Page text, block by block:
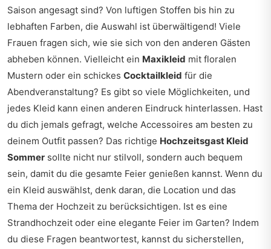
Saison angesagt sind? Von luftigen Stoffen bis hin zu
lebhaften Farben, die Auswahl ist überwältigend! Viele
Frauen fragen sich, wie sie sich von den anderen Gästen
abheben können. Vielleicht ein Maxikleid mit floralen
Mustern oder ein schickes Cocktailkleid für die
Abendveranstaltung? Es gibt so viele Möglichkeiten, und
jedes Kleid kann einen anderen Eindruck hinterlassen. Hast
du dich jemals gefragt, welche Accessoires am besten zu
deinem Outfit passen? Das richtige Hochzeitsgast Kleid
Sommer sollte nicht nur stilvoll, sondern auch bequem
sein, damit du die gesamte Feier genießen kannst. Wenn du
ein Kleid auswählst, denk daran, die Location und das
Thema der Hochzeit zu berücksichtigen. Ist es eine
Strandhochzeit oder eine elegante Feier im Garten? Indem
du diese Fragen beantwortest, kannst du sicherstellen,